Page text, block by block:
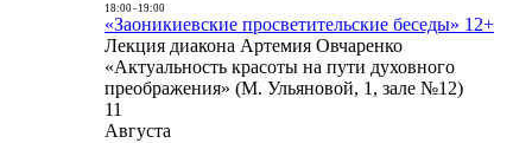
18:00- 19:00
«Заоникиевские просветительские беседы» 12+
Лекция диакона Артемия Овчаренко
«Актуальность красоты на пути духовного
преображения» (М. Ульяновой, 1, зале №12)
11
Августа